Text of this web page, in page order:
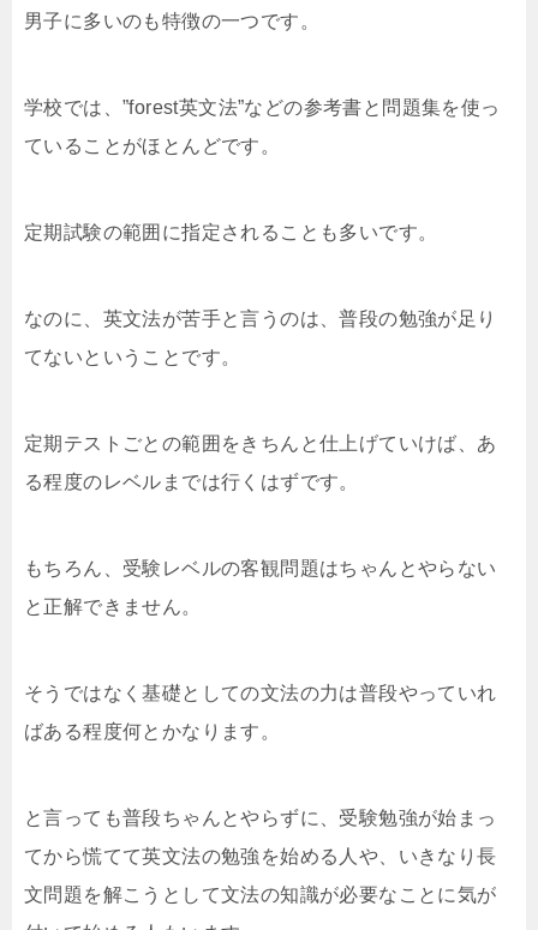
男子に多いのも特徴の一つです。
学校では、”forest英文法”などの参考書と問題集を使っ
ていることがほとんどです。
定期試験の範囲に指定されることも多いです。
なのに、英文法が苦手と言うのは、普段の勉強が足り
てないということです。
定期テストごとの範囲をきちんと仕上げていけば、あ
る程度のレベルまでは行くはずです。
もちろん、受験レベルの客観問題はちゃんとやらない
と正解できません。
そうではなく基礎としての文法の力は普段やっていれ
ばある程度何とかなります。
と言っても普段ちゃんとやらずに、受験勉強が始まっ
てから慌てて英文法の勉強を始める人や、いきなり長
文問題を解こうとして文法の知識が必要なことに気が